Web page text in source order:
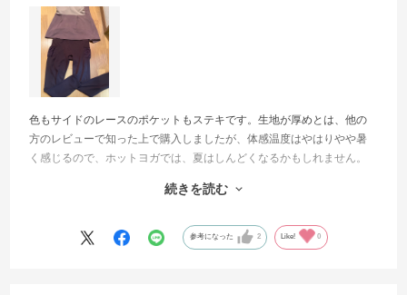
色もサイドのレースのポケットもステキです。生地が厚めとは、他の
方のレビューで知った上で購入しましたが、体感温度はやはりやや暑
く感じるので、ホットヨガでは、夏はしんどくなるかもしれません。
から良いかもしれません。良く伸びて着心地良く、私は気に入ってま
続きを読む
参考になった 2 Like! 0